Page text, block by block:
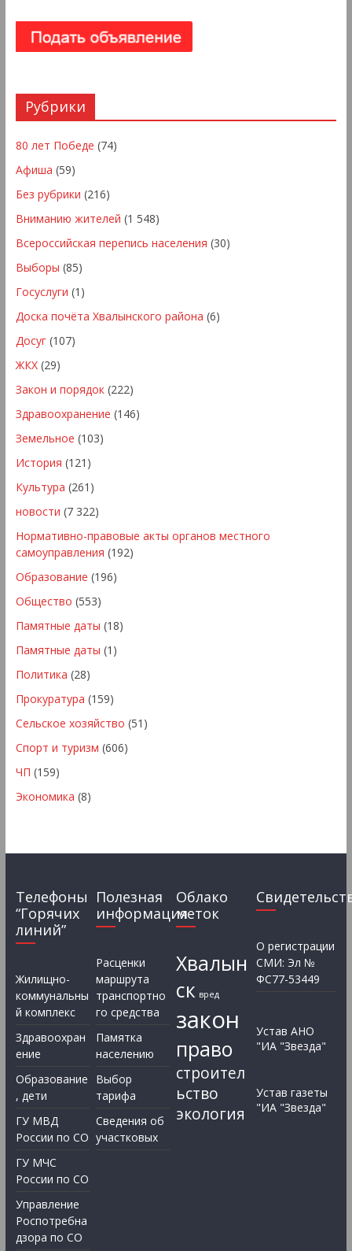
Рубрики
80 лет Победе (74)
Афиша (59)
Без рубрики (216)
Вниманию жителей (1 548)
Всероссийская перепись населения (30)
Выборы (85)
Госуслуги (1)
Доска почёта Хвалынского района (6)
Досуг(107)
ЖКХ(29)
Закон и порядок(222)
Здравоохранение (146)
Земельное (103)
История (121)
Культура (261)
новости (7 322)
Нормативно-правовые акты органов местного
самоуправления (192)
Образование (196)
Общество (553)
Памятные даты (18)
Памятные даты (1)
Политика (28)
Прокуратура (159)
Сельское хозяйство (51)
Спорт и туризм (606)
ЧП (159)
Экономика (8)
Телефоны
“Горячих
линий”
Жилищно-
коммунальны
й комплекс
Здравоохран
ение
Образование
, дети
ГУ МВД
России по СО
ГУ МЧС
России по СО
Управление
Роспотребна
дзора по СО
Полезная
информация
Расценки
маршрута
транспортно
го средства
Памятка
населению
Выбор
тарифа
Сведения об
участковых
Облако
меток
Хвалын
ск вред
закон
право
строител
ьство
экология
О регистрации
СМИ: Эл №
ФС77-53449
Устав АНО
"ИА "Звезда"
Устав газеты
"ИА "Звезда"